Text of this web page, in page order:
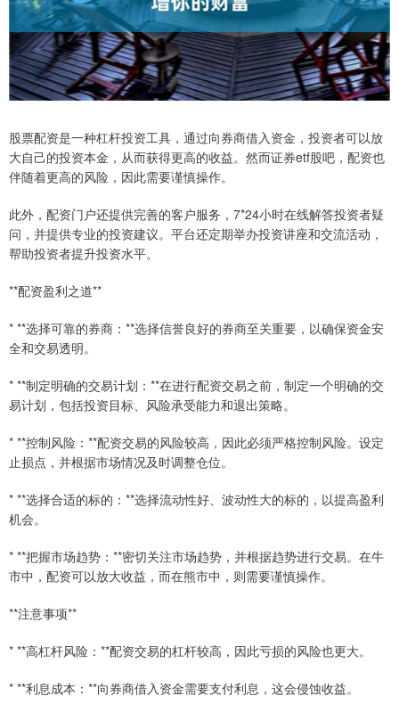
股票配资是一种杠杆投资工具，通过向券商借入资金，投资者可以放
大自己的投资本金，从而获得更高的收益。然而证券etf股吧，配资也
伴随着更高的风险，因此需要谨慎操作。
此外，配资门户还提供完善的客户服务，7*24小时在线解答投资者疑
问，并提供专业的投资建议。平台还定期举办投资讲座和交流活动，
帮助投资者提升投资水平。
**配资盈利之道**
* **选择可靠的券商：**选择信誉良好的券商至关重要，以确保资金安
全和交易透明。
* **制定明确的交易计划：**在进行配资交易之前，制定一个明确的交
易计划，包括投资目标、风险承受能力和退出策略。
* **控制风险：**配资交易的风险较高，因此必须严格控制风险。设定
止损点，并根据市场情况及时调整仓位。
* **选择合适的标的：**选择流动性好、波动性大的标的，以提高盈利
机会。
* **把握市场趋势：**密切关注市场趋势，并根据趋势进行交易。在牛
市中，配资可以放大收益，而在熊市中，则需要谨慎操作。
**注意事项**
* **高杠杆风险：**配资交易的杠杆较高，因此亏损的风险也更大。
* **利息成本：**向券商借入资金需要支付利息，这会侵蚀收益。